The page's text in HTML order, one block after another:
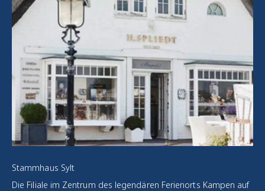
Stammhaus Sylt
Die Filiale im Zentrum des legendären Ferienorts Kampen auf